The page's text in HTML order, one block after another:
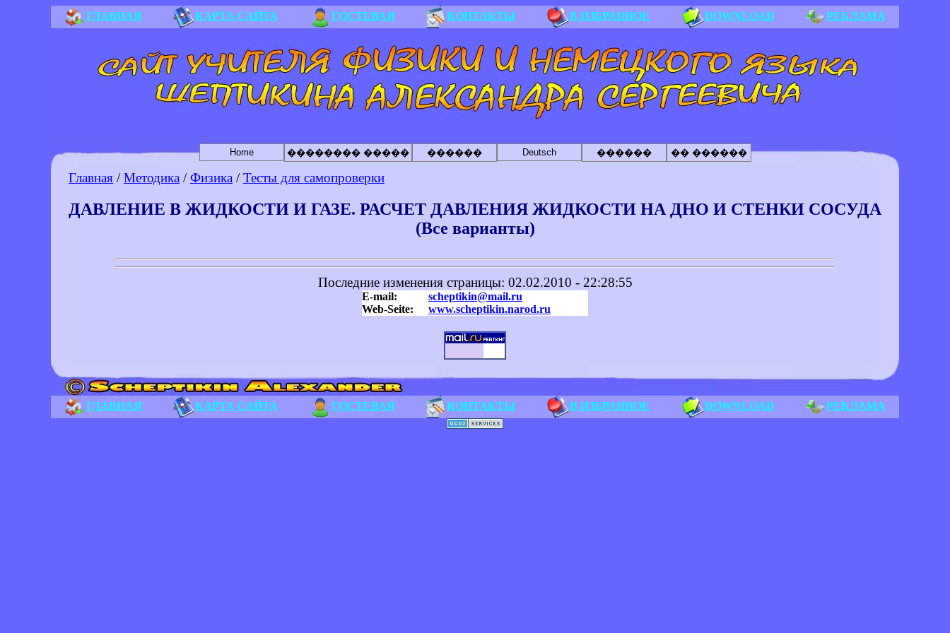
ГЛАВНАЯ КАРТА САЙТА ГОСТЕВАЯ КОНТАКТЫ В ИЗБРАННОЕ DOWNLOAD РЕКЛАМА
Home �������� ����� ������ Deutsch ������ �� ������
Главная /Методика /Физика /Тесты для самопроверки
ДАВЛЕНИЕ В ЖИДКОСТИ И ГАЗЕ. РАСЧЕТ ДАВЛЕНИЯ ЖИДКОСТИ НА ДНО И СТЕНКИ СОСУДА
(Все варианты)
Последние изменения страницы: 02.02.2010 - 22:28:55
E-mail:
scheptikin@mail.ru
Web-Seite:
www.scheptikin.narod.ru
ГЛАВНАЯ КАРТА САЙТА ГОСТЕВАЯ КОНТАКТЫ В ИЗБРАННОЕ DOWNLOAD РЕКЛАМА